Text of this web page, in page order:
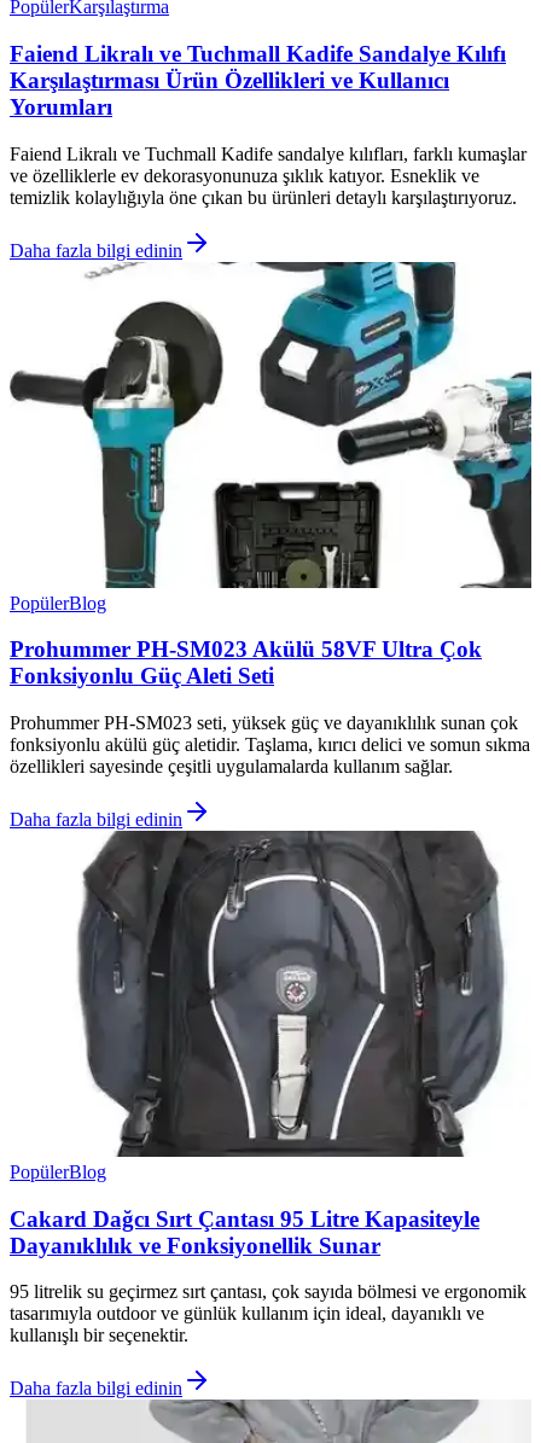
PopülerKarşılaştırma
Faiend Likralı ve Tuchmall Kadife Sandalye Kılıfı
Karşılaştırması Ürün Özellikleri ve Kullanıcı
Yorumları
Faiend Likralı ve Tuchmall Kadife sandalye kılıfları, farklı kumaşlar
ve özelliklerle ev dekorasyonunuza şıklık katıyor. Esneklik ve
temizlik kolaylığıyla öne çıkan bu ürünleri detaylı karşılaştırıyoruz.
Daha fazla bilgi edinin
PopülerBlog
Prohummer PH-SM023 Akülü 58VF Ultra Çok
Fonksiyonlu Güç Aleti Seti
Prohummer PH-SM023 seti, yüksek güç ve dayanıklılık sunan çok
fonksiyonlu akülü güç aletidir. Taşlama, kırıcı delici ve somun sıkma
özellikleri sayesinde çeşitli uygulamalarda kullanım sağlar.
Daha fazla bilgi edinin
PopülerBlog
Cakard Dağcı Sırt Çantası 95 Litre Kapasiteyle
Dayanıklılık ve Fonksiyonellik Sunar
95 litrelik su geçirmez sırt çantası, çok sayıda bölmesi ve ergonomik
tasarımıyla outdoor ve günlük kullanım için ideal, dayanıklı ve
kullanışlı bir seçenektir.
Daha fazla bilgi edinin